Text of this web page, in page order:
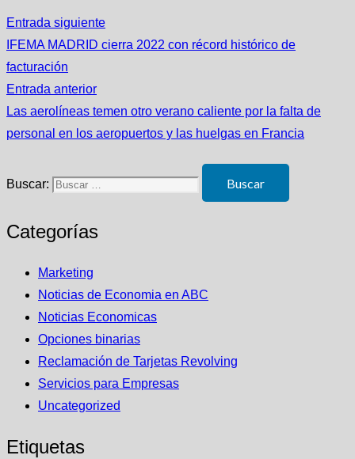
Entrada siguiente
IFEMA MADRID cierra 2022 con récord histórico de
facturación
Entrada anterior
Las aerolíneas temen otro verano caliente por la falta de
personal en los aeropuertos y las huelgas en Francia
Buscar:
Categorías
Marketing
Noticias de Economia en ABC
Noticias Economicas
Opciones binarias
Reclamación de Tarjetas Revolving
Servicios para Empresas
Uncategorized
Etiquetas